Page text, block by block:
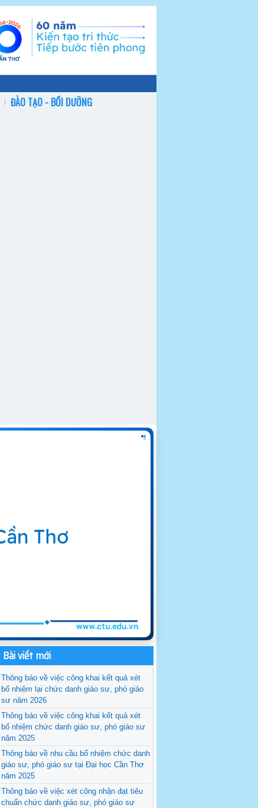
ĐÀO TẠO - BỒI DƯỠNG
Bài viết mới
Thông báo về việc công khai kết quả xét
bổ nhiệm lại chức danh giáo sư, phó giáo
sư năm 2026
Thông báo về việc công khai kết quả xét
bổ nhiệm chức danh giáo sư, phó giáo sư
năm 2025
Thông báo về nhu cầu bổ nhiệm chức danh
giáo sư, phó giáo sư tại Đại học Cần Thơ
năm 2025
Thông báo về việc xét công nhận đạt tiêu
chuẩn chức danh giáo sư, phó giáo sư